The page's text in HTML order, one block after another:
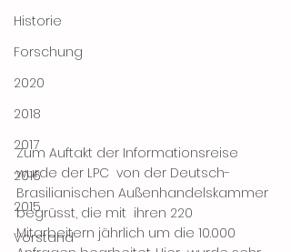
Historie
Forschung
2020
2018
2017
2016
2015
Vorstand
Zum Auftakt der Informationsreise
wurde der LPC  von der Deutsch-
Brasilianischen Außenhandelskammer
begrüsst, die mit  ihren 220
Mitarbeitern jährlich um die 10.000